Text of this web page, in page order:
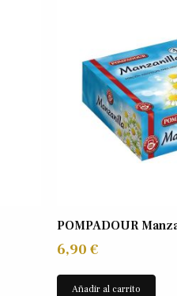
POMPADOUR
6,90 €
Añadir al carrito